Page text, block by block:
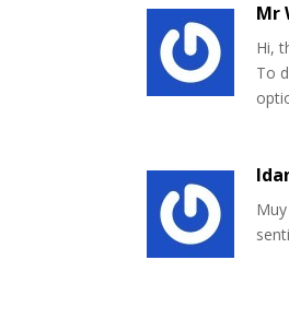
Mr
Hi,
To